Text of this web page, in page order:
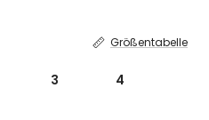
Größentabelle
3 4